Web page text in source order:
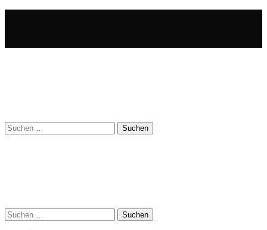
Suchen
nach:
Suchen
nach: